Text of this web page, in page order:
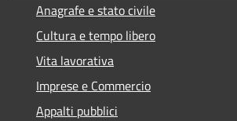
Anagrafe e stato civile
Cultura e tempo libero
Vita lavorativa
Imprese e Commercio
Appalti pubblici